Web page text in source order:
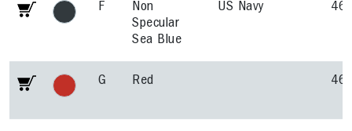
F
Non
Specular
Sea Blue
US Navy
G Red